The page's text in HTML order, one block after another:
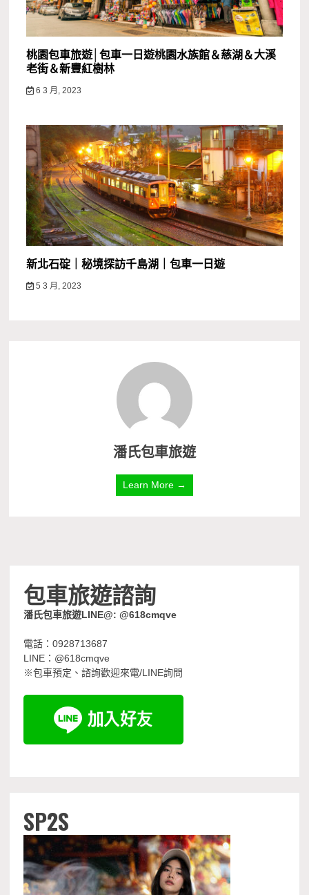
桃園包車旅遊│包車一日遊桃園水族館＆慈湖＆大溪
老街＆新豐紅樹林
6 3 月, 2023
新北石碇｜秘境探訪千島湖｜包車一日遊
5 3 月, 2023
潘氏包車旅遊
Learn More →
包車旅遊諮詢
潘氏包車旅遊LINE@: @618cmqve
電話：0928713687
LINE：@618cmqve
※包車預定、諮詢歡迎來電/LINE詢問
SP2S